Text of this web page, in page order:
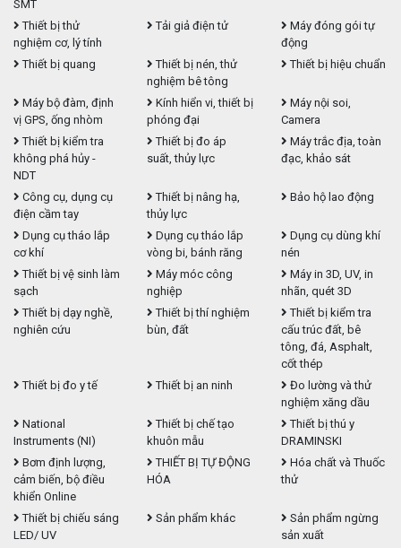
SMT
Thiết bị thử
nghiệm cơ, lý tính
Tải giả điện tử
Máy đóng gói tự
động
Thiết bị quang
Thiết bị nén, thử
nghiệm bê tông
Thiết bị hiệu chuẩn
Máy bộ đàm, định
vị GPS, ống nhòm
Kính hiển vi, thiết bị
phóng đại
Máy nội soi,
Camera
Thiết bị kiểm tra
không phá hủy -
NDT
Thiết bị đo áp
suất, thủy lực
Máy trắc địa, toàn
đạc, khảo sát
Công cụ, dụng cụ
điện cầm tay
Thiết bị nâng hạ,
thủy lực
Bảo hộ lao động
Dụng cụ tháo lắp
cơ khí
Dụng cụ tháo lắp
vòng bi, bánh răng
Dụng cụ dùng khí
nén
Thiết bị vệ sinh làm
sạch
Máy móc công
nghiệp
Máy in 3D, UV, in
nhãn, quét 3D
Thiết bị dạy nghề,
nghiên cứu
Thiết bị thí nghiệm
bùn, đất
Thiết bị kiểm tra
cấu trúc đất, bê
tông, đá, Asphalt,
cốt thép
Thiết bị đo y tế
Thiết bị an ninh
Đo lường và thử
nghiệm xăng dầu
National
Instruments (NI)
Thiết bị chế tạo
khuôn mẫu
Thiết bị thú y
DRAMINSKI
Bơm định lượng,
cảm biến, bộ điều
khiển Online
THIẾT BỊ TỰ ĐỘNG
HÓA
Hóa chất và Thuốc
thử
Thiết bị chiếu sáng
LED/ UV
Sản phẩm khác
Sản phẩm ngừng
sản xuất